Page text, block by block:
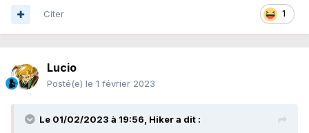
1
Citer
Lucio
Posté(e) le 1 février 2023
Le 01/02/2023 à 19:56, Hikera dit :